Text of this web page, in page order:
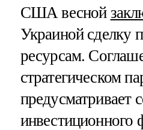
США весной
Украиной сделку
ресурсам.
стратегическом
предусматривает
инвестиционного